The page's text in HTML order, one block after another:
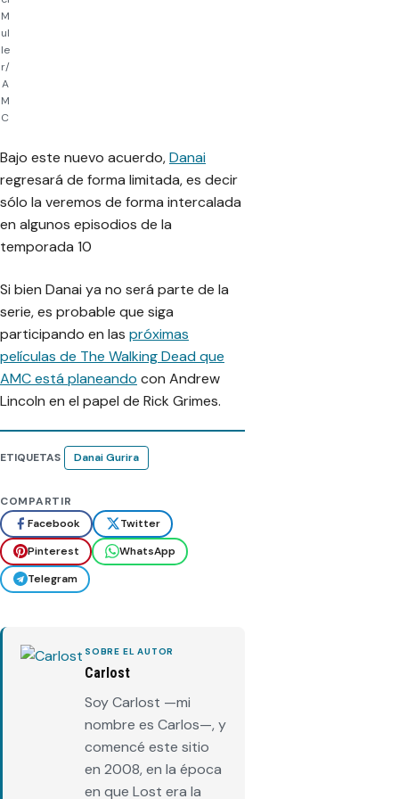
M
ul
le
r/
A
M
C
Bajo este nuevo acuerdo,Danai
regresará de forma limitada, es decir
sólo la veremos de forma intercalada
en algunos episodios de la
temporada 10
Si bien Danai ya no será parte de la
serie, es probable que siga
participando en las próximas
películas de The Walking Dead que
AMC está planeando con Andrew
Lincoln en el papel de Rick Grimes.
ETIQUETAS Danai Gurira
COMPARTIR
Facebook
Twitter
Pinterest
WhatsApp
Telegram
SOBRE EL AUTOR
Carlost
Soy Carlost —mi
nombre es Carlos—, y
comencé este sitio
en 2008, en la época
en que Lost era la